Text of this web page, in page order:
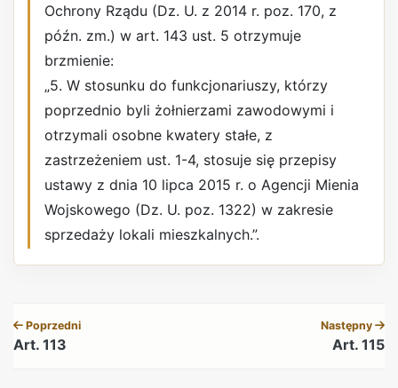
Ochrony Rządu (Dz. U. z 2014 r. poz. 170, z
późn. zm.) w art. 143 ust. 5 otrzymuje
brzmienie:
„5. W stosunku do funkcjonariuszy, którzy
poprzednio byli żołnierzami zawodowymi i
otrzymali osobne kwatery stałe, z
zastrzeżeniem ust. 1-4, stosuje się przepisy
ustawy z dnia 10 lipca 2015 r. o Agencji Mienia
Wojskowego (Dz. U. poz. 1322) w zakresie
sprzedaży lokali mieszkalnych.”.
Poprzedni
Art. 113
Następny
Art. 115